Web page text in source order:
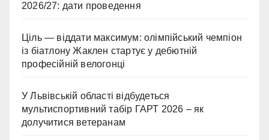
2026/27: дати проведення
Ціль — віддати максимум: олімпійський чемпіон
із біатлону Жаклен стартує у дебютній
професійній велогонці
У Львівській області відбудеться
мультиспортивний табір ГАРТ 2026 – як
долучитися ветеранам